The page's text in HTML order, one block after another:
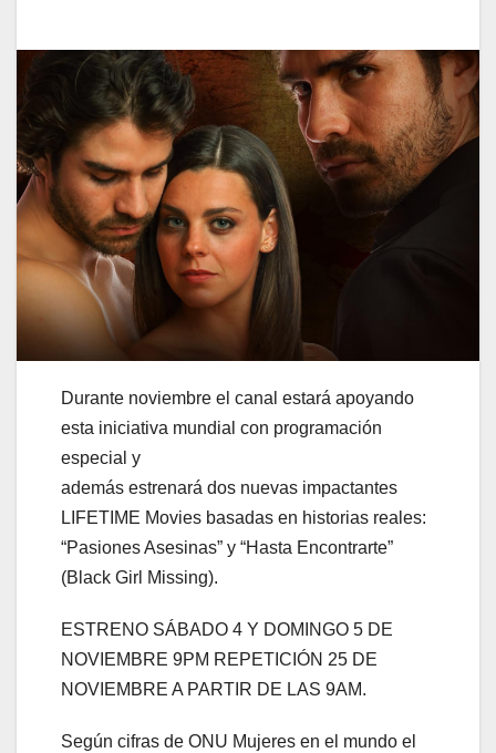
Durante noviembre el canal estará apoyando
esta iniciativa mundial con programación
especial y
además estrenará dos nuevas impactantes
LIFETIME Movies basadas en historias reales:
“Pasiones Asesinas” y “Hasta Encontrarte”
(Black Girl Missing).
ESTRENO SÁBADO 4 Y DOMINGO 5 DE
NOVIEMBRE 9PM REPETICIÓN 25 DE
NOVIEMBRE A PARTIR DE LAS 9AM.
Según cifras de ONU Mujeres en el mundo el